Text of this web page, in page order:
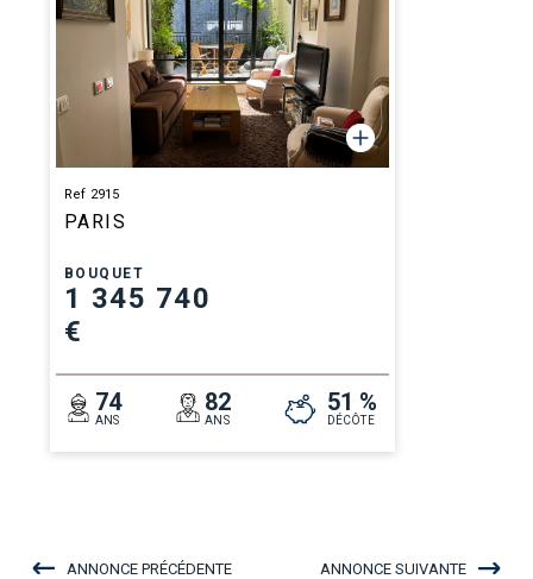
Ref 2915
PARIS
BOUQUET
1 345 740
€
74
ANS
82
ANS
51 %
DÉCÔTE
ANNONCE PRÉCÉDENTE ANNONCE SUIVANTE